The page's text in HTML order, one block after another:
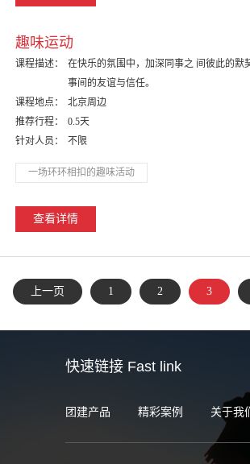
趣味运动
课程描述：
在快乐的氛围中，加深同事之 间彼此的默
事间的友谊与信任。
课程地点：
北京周边
推荐行程：
0.5天
针对人员：
不限
一场环环相扣的趣味活动
查看详情
上一页 1 2 3
快速链接 Fast link
团建产品 精彩案例 关于我们